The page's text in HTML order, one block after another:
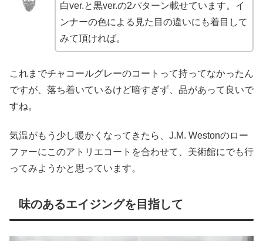
白ver.と黒ver.の2パターン載せています。イ
ンナーの色による見た目の違いにも着目して
みて頂ければ。
これまでチャコールグレーのコートって持ってなかったん
ですが、落ち着いているけど暗すぎず、品があって良いで
すね。
気温がもう少し暖かくなってきたら、J.M. Westonのロー
ファーにこのアトリエコートを合わせて、美術館にでも行
ってみようかと思っています。
味のあるエイジングを目指して